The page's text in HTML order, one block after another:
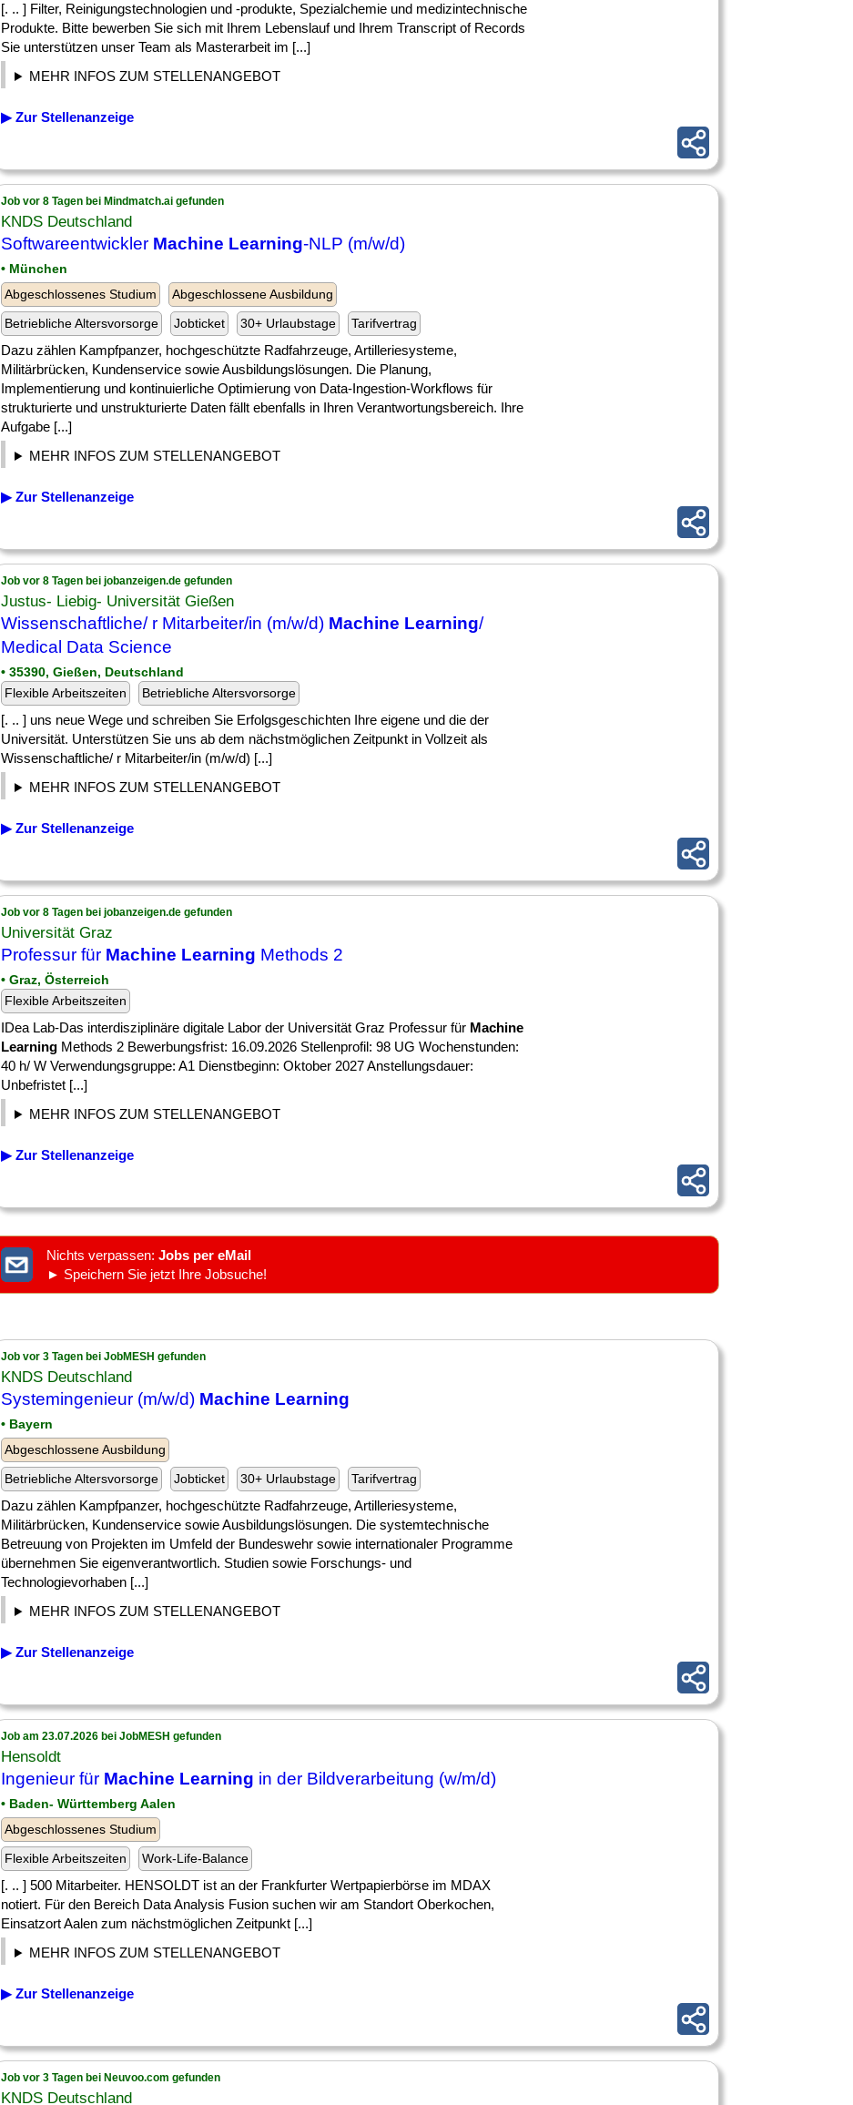
[. .. ] Filter, Reinigungstechnologien und -produkte, Spezialchemie und medizintechnische
Produkte. Bitte bewerben Sie sich mit Ihrem Lebenslauf und Ihrem Transcript of Records
Sie unterstützen unser Team als Masterarbeit im [...]
MEHR INFOS ZUM STELLENANGEBOT
▶ Zur Stellenanzeige
Job vor 8 Tagen bei Mindmatch.ai gefunden
KNDS Deutschland
Softwareentwickler Machine Learning-NLP (m/w/d)
• München
Abgeschlossenes Studium
Abgeschlossene Ausbildung
Betriebliche Altersvorsorge
Jobticket 30+ Urlaubstage Tarifvertrag
Dazu zählen Kampfpanzer, hochgeschützte Radfahrzeuge, Artilleriesysteme,
Militärbrücken, Kundenservice sowie Ausbildungslösungen. Die Planung,
Implementierung und kontinuierliche Optimierung von Data-Ingestion-Workflows für
strukturierte und unstrukturierte Daten fällt ebenfalls in Ihren Verantwortungsbereich. Ihre
Aufgabe [...]
MEHR INFOS ZUM STELLENANGEBOT
▶ Zur Stellenanzeige
Job vor 8 Tagen bei jobanzeigen.de gefunden
Justus- Liebig- Universität Gießen
Wissenschaftliche/ r Mitarbeiter/in (m/w/d) Machine Learning/
Medical Data Science
• 35390, Gießen, Deutschland
Flexible Arbeitszeiten
Betriebliche Altersvorsorge
[. .. ] uns neue Wege und schreiben Sie Erfolgsgeschichten Ihre eigene und die der
Universität. Unterstützen Sie uns ab dem nächstmöglichen Zeitpunkt in Vollzeit als
Wissenschaftliche/ r Mitarbeiter/in (m/w/d) [...]
MEHR INFOS ZUM STELLENANGEBOT
▶ Zur Stellenanzeige
Job vor 8 Tagen bei jobanzeigen.de gefunden
Universität Graz
Professur für Machine Learning Methods 2
• Graz, Österreich
Flexible Arbeitszeiten
IDea Lab-Das interdisziplinäre digitale Labor der Universität Graz Professur für Machine
Learning Methods 2 Bewerbungsfrist: 16.09.2026 Stellenprofil: 98 UG Wochenstunden:
40 h/ W Verwendungsgruppe: A1 Dienstbeginn: Oktober 2027 Anstellungsdauer:
Unbefristet [...]
MEHR INFOS ZUM STELLENANGEBOT
▶ Zur Stellenanzeige
Nichts verpassen: Jobs per eMail
► Speichern Sie jetzt Ihre Jobsuche!
Job vor 3 Tagen bei JobMESH gefunden
KNDS Deutschland
Systemingenieur (m/w/d) Machine Learning
• Bayern
Abgeschlossene Ausbildung
Betriebliche Altersvorsorge
Jobticket 30+ Urlaubstage Tarifvertrag
Dazu zählen Kampfpanzer, hochgeschützte Radfahrzeuge, Artilleriesysteme,
Militärbrücken, Kundenservice sowie Ausbildungslösungen. Die systemtechnische
Betreuung von Projekten im Umfeld der Bundeswehr sowie internationaler Programme
übernehmen Sie eigenverantwortlich. Studien sowie Forschungs- und
Technologievorhaben [...]
MEHR INFOS ZUM STELLENANGEBOT
▶ Zur Stellenanzeige
Job am 23.07.2026 bei JobMESH gefunden
Hensoldt
Ingenieur für Machine Learning in der Bildverarbeitung (w/m/d)
• Baden- Württemberg Aalen
Abgeschlossenes Studium
Flexible Arbeitszeiten
Work-Life-Balance
[. .. ] 500 Mitarbeiter. HENSOLDT ist an der Frankfurter Wertpapierbörse im MDAX
notiert. Für den Bereich Data Analysis Fusion suchen wir am Standort Oberkochen,
Einsatzort Aalen zum nächstmöglichen Zeitpunkt [...]
MEHR INFOS ZUM STELLENANGEBOT
▶ Zur Stellenanzeige
Job vor 3 Tagen bei Neuvoo.com gefunden
KNDS Deutschland